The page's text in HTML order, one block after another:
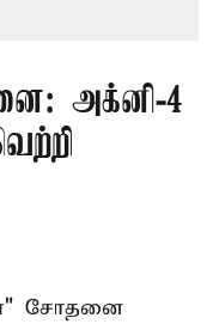
அக்னி-4
சோதனை